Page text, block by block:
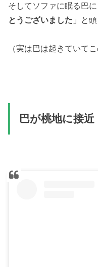
そしてソファに眠る巴
とうございました 」と
（実は巴は起きていて
巴が桃地に接近